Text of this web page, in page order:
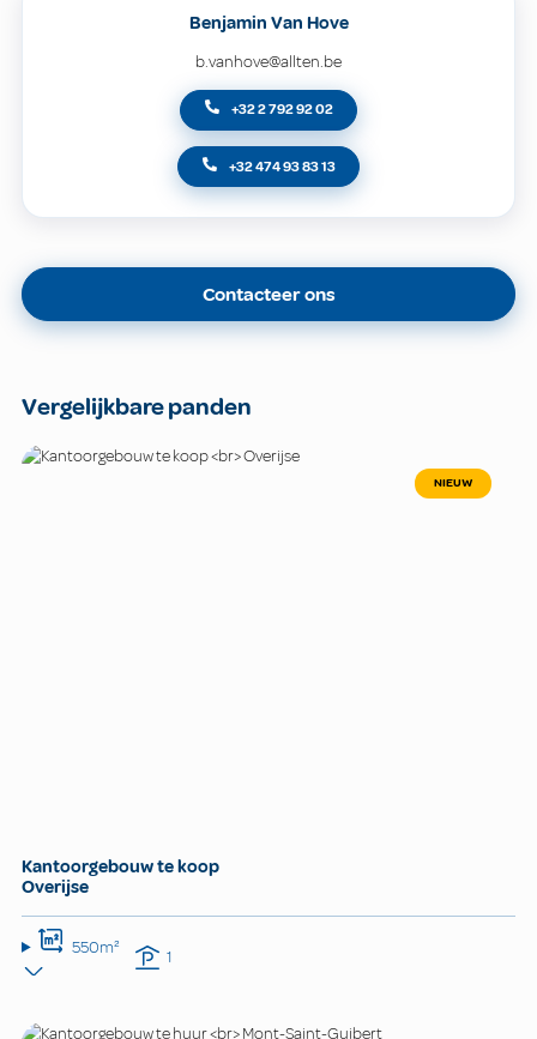
Benjamin Van Hove
b.vanhove@allten.be
+32 2 792 92 02
+32 474 93 83 13
Contacteer ons
Vergelijkbare panden
NIEUW
Kantoorgebouw te koop
Overijse
550m² 1